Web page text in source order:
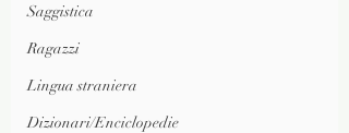
Saggistica
Ragazzi
Lingua straniera
Dizionari/Enciclopedie